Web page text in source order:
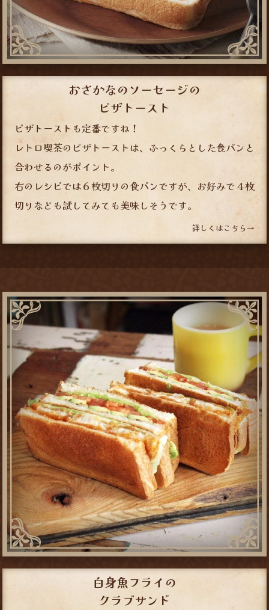
おさかなのソーセージの
ピザトースト
ピザトーストも定番ですね！
レトロ喫茶のピザトーストは、ふっくらとした食パンと
合わせるのがポイント。
右のレシピでは６枚切りの食パンですが、お好みで４枚
切りなども試してみても美味しそうです。
詳しくはこちら→
白身魚フライの
クラブサンド